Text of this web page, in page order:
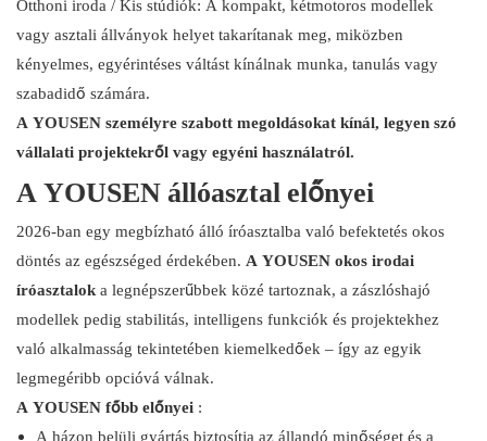
Otthoni iroda / Kis stúdiók: A kompakt, kétmotoros modellek
vagy asztali állványok helyet takarítanak meg, miközben
kényelmes, egyérintéses váltást kínálnak munka, tanulás vagy
szabadidő számára.
A YOUSEN személyre szabott megoldásokat kínál, legyen szó
vállalati projektekről vagy egyéni használatról.
A YOUSEN állóasztal előnyei
2026-ban egy megbízható álló íróasztalba való befektetés okos
döntés az egészséged érdekében. A YOUSEN okos irodai
íróasztaloka legnépszerűbbek közé tartoznak, a zászlóshajó
modellek pedig stabilitás, intelligens funkciók és projektekhez
való alkalmasság tekintetében kiemelkedőek – így az egyik
legmegéribb opcióvá válnak.
A YOUSEN főbb előnyei :
A házon belüli gyártás biztosítja az állandó minőséget és a